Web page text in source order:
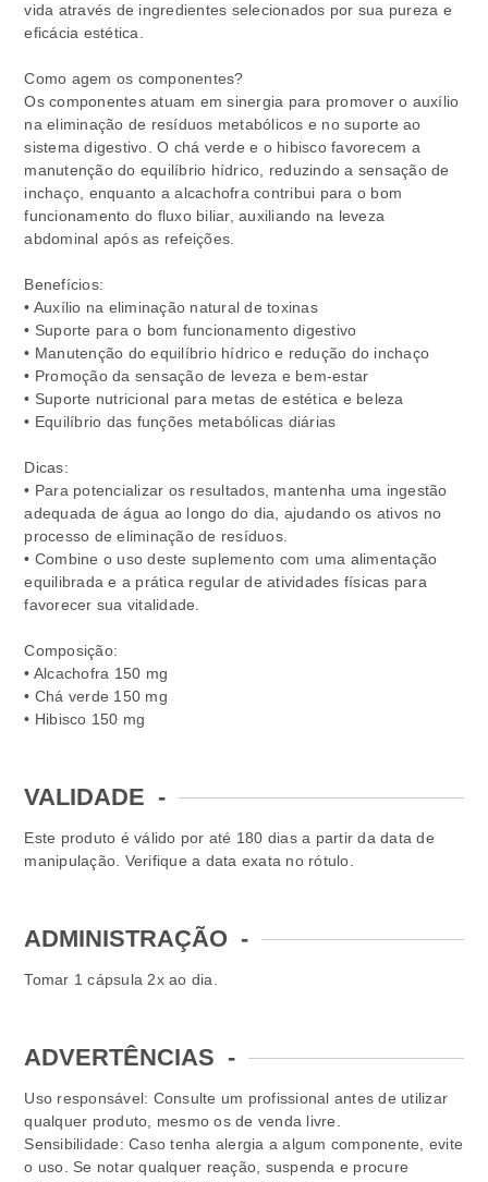
vida através de ingredientes selecionados por sua pureza e
eficácia estética.
Como agem os componentes?
Os componentes atuam em sinergia para promover o auxílio
na eliminação de resíduos metabólicos e no suporte ao
sistema digestivo. O chá verde e o hibisco favorecem a
manutenção do equilíbrio hídrico, reduzindo a sensação de
inchaço, enquanto a alcachofra contribui para o bom
funcionamento do fluxo biliar, auxiliando na leveza
abdominal após as refeições.
Benefícios:
• Auxílio na eliminação natural de toxinas
• Suporte para o bom funcionamento digestivo
• Manutenção do equilíbrio hídrico e redução do inchaço
• Promoção da sensação de leveza e bem-estar
• Suporte nutricional para metas de estética e beleza
• Equilíbrio das funções metabólicas diárias
Dicas:
• Para potencializar os resultados, mantenha uma ingestão
adequada de água ao longo do dia, ajudando os ativos no
processo de eliminação de resíduos.
• Combine o uso deste suplemento com uma alimentação
equilibrada e a prática regular de atividades físicas para
favorecer sua vitalidade.
Composição:
• Alcachofra 150 mg
• Chá verde 150 mg
• Hibisco 150 mg
VALIDADE -
Este produto é válido por até 180 dias a partir da data de
manipulação. Verifique a data exata no rótulo.
ADMINISTRAÇÃO -
Tomar 1 cápsula 2x ao dia.
ADVERTÊNCIAS -
Uso responsável: Consulte um profissional antes de utilizar
qualquer produto, mesmo os de venda livre.
Sensibilidade: Caso tenha alergia a algum componente, evite
o uso. Se notar qualquer reação, suspenda e procure